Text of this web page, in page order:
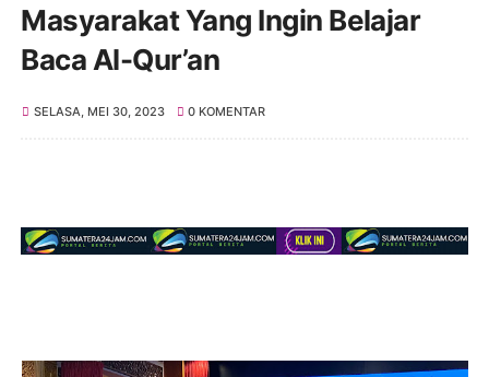
Masyarakat Yang Ingin Belajar
Baca Al-Qur’an
SELASA, MEI 30, 2023 0 KOMENTAR